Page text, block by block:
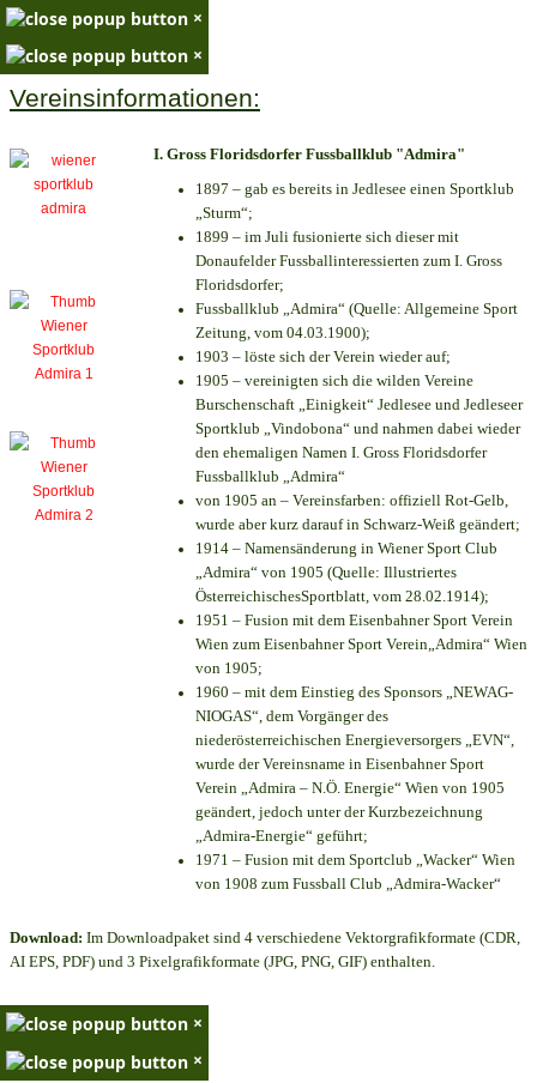
×
×
Vereinsinformationen:
I. Gross Floridsdorfer Fussballklub "Admira"
1897 – gab es bereits in Jedlesee einen Sportklub
„Sturm“;
1899 – im Juli fusionierte sich dieser mit
Donaufelder Fussballinteressierten zum I. Gross
Floridsdorfer;
Fussballklub „Admira“ (Quelle: Allgemeine Sport
Zeitung, vom 04.03.1900);
1903 – löste sich der Verein wieder auf;
1905 – vereinigten sich die wilden Vereine
Burschenschaft „Einigkeit“ Jedlesee und Jedleseer
Sportklub „Vindobona“ und nahmen dabei wieder
den ehemaligen Namen I. Gross Floridsdorfer
Fussballklub „Admira“
von 1905 an – Vereinsfarben: offiziell Rot-Gelb,
wurde aber kurz darauf in Schwarz-Weiß geändert;
1914 – Namensänderung in Wiener Sport Club
„Admira“ von 1905 (Quelle: Illustriertes
ÖsterreichischesSportblatt, vom 28.02.1914);
1951 – Fusion mit dem Eisenbahner Sport Verein
Wien zum Eisenbahner Sport Verein„Admira“ Wien
von 1905;
1960 – mit dem Einstieg des Sponsors „NEWAG-
NIOGAS“, dem Vorgänger des
niederösterreichischen Energieversorgers „EVN“,
wurde der Vereinsname in Eisenbahner Sport
Verein „Admira – N.Ö. Energie“ Wien von 1905
geändert, jedoch unter der Kurzbezeichnung
„Admira-Energie“ geführt;
1971 – Fusion mit dem Sportclub „Wacker“ Wien
von 1908 zum Fussball Club „Admira-Wacker“
Download: Im Downloadpaket sind 4 verschiedene Vektorgrafikformate (CDR,
AI EPS, PDF) und 3 Pixelgrafikformate (JPG, PNG, GIF) enthalten.
×
×